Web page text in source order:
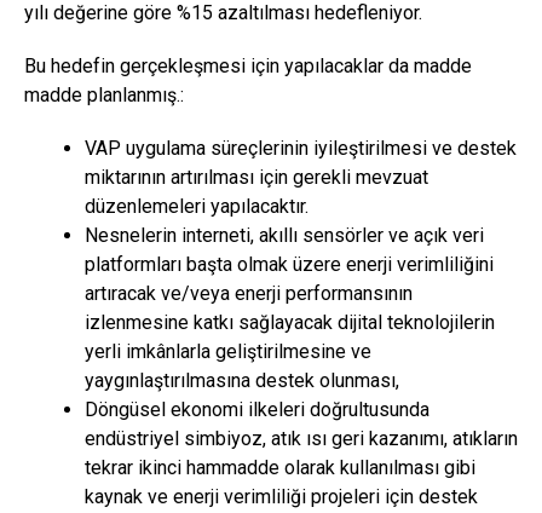
yılı değerine göre %15 azaltılması hedefleniyor.
Bu hedefin gerçekleşmesi için yapılacaklar da madde
madde planlanmış.:
VAP uygulama süreçlerinin iyileştirilmesi ve destek
miktarının artırılması için gerekli mevzuat
düzenlemeleri yapılacaktır.
Nesnelerin interneti, akıllı sensörler ve açık veri
platformları başta olmak üzere enerji verimliliğini
artıracak ve/veya enerji performansının
izlenmesine katkı sağlayacak dijital teknolojilerin
yerli imkânlarla geliştirilmesine ve
yaygınlaştırılmasına destek olunması,
Döngüsel ekonomi ilkeleri doğrultusunda
endüstriyel simbiyoz, atık ısı geri kazanımı, atıkların
tekrar ikinci hammadde olarak kullanılması gibi
kaynak ve enerji verimliliği projeleri için destek